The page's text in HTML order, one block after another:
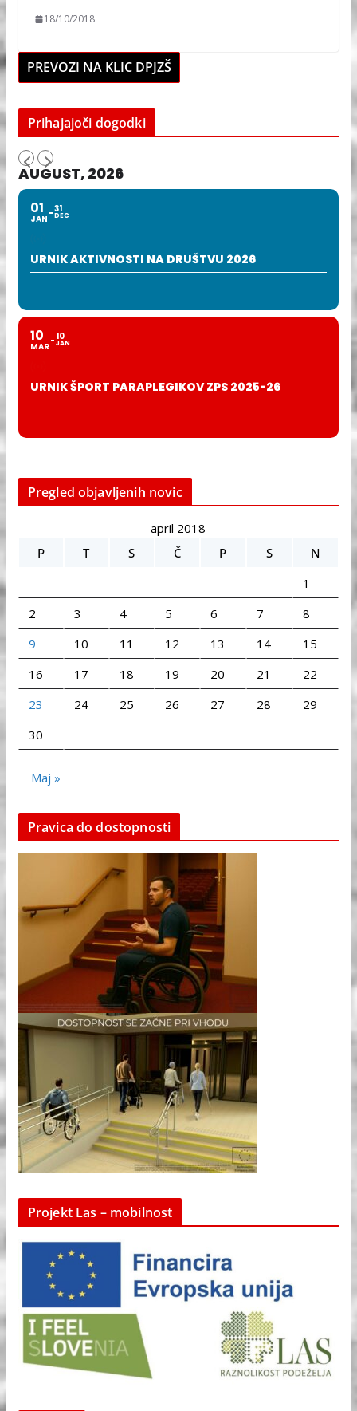
18/10/2018
PREVOZI NA KLIC DPJZŠ
Prihajajoči dogodki
AUGUST, 2026
01
JAN
31
DEC
URNIK AKTIVNOSTI NA DRUŠTVU 2026
10
MAR
10
JAN
URNIK ŠPORT PARAPLEGIKOV ZPS 2025-26
Pregled objavljenih novic
april 2018
P
T S Č P S
N
1
2
3 4 5 6 7
8
9
10 11 12 13 14
15
16
17 18 19 20 21
22
23
24 25 26 27 28
29
30
Maj »
Pravica do dostopnosti
Projekt Las – mobilnost